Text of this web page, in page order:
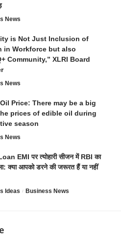
News
is Not Just Inclusion of
in Workforce but also
Community,” XLRI Board
News
Price: There may be a big
prices of edible oil during
season
News
EMI पर त्योहारी सीजन में RBI का
क्या आपको डरने की जरूरत हैं या नहीं
Ideas Business News